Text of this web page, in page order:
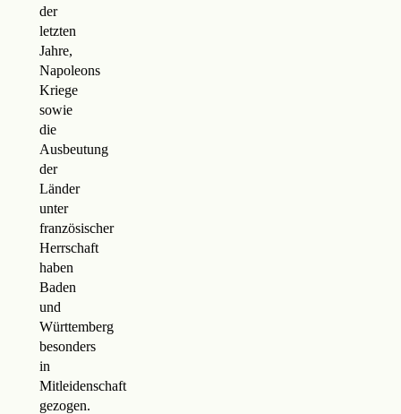
der
letzten
Jahre,
Napoleons
Kriege
sowie
die
Ausbeutung
der
Länder
unter
französischer
Herrschaft
haben
Baden
und
Württemberg
besonders
in
Mitleidenschaft
gezogen.